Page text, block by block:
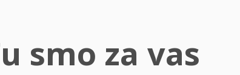
smo za vas